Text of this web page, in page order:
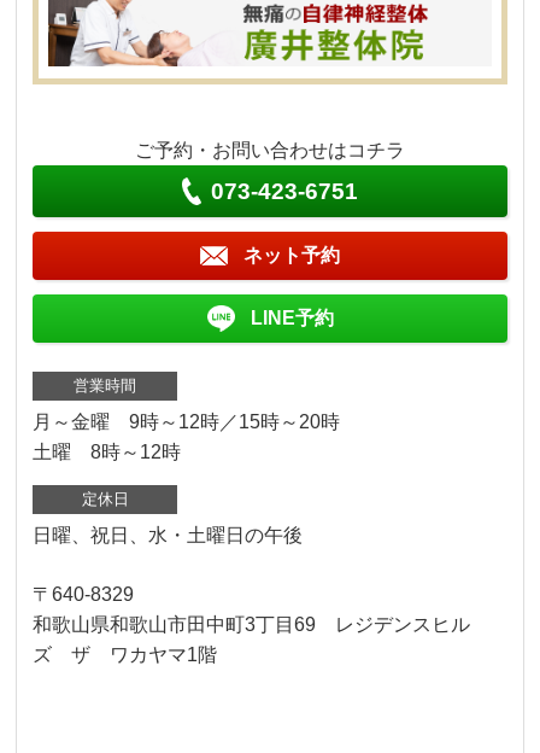
ご予約・お問い合わせはコチラ
073-423-6751
ネット予約
LINE予約
営業時間
月～金曜 9時～12時／15時～20時
土曜 8時～12時
定休日
日曜、祝日、水・土曜日の午後
〒640-8329
和歌山県和歌山市田中町3丁目69 レジデンスヒル
ズ ザ ワカヤマ1階